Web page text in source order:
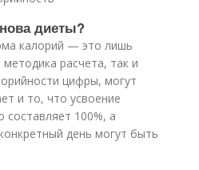
диеты?
калорий — это лишь
расчета, так и
цифры, могут
и то, что усвоение
составляет 100%, а
день могут быть